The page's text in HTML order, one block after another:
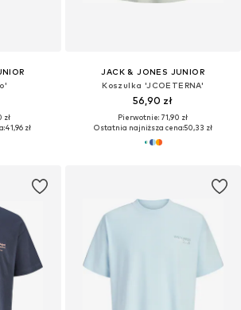
zł
41,96 zł
JACK & JONES JUNIOR
Koszulka 'JCOETERNA'
56,90 zł
Pierwotnie: 71,90 zł
Ostatnia najniższa cena:50,33 zł